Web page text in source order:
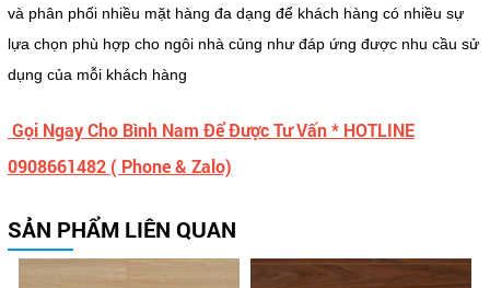
và phân phối nhiều mặt hàng đa dạng để khách hàng có nhiều sự
lựa chọn phù hợp cho ngôi nhà củng như đáp ứng được nhu cầu sử
dụng của mỗi khách hàng
Gọi Ngay Cho Bình Nam Để Được Tư Vấn * HOTLINE
0908661482 ( Phone & Zalo)
SẢN PHẨM LIÊN QUAN